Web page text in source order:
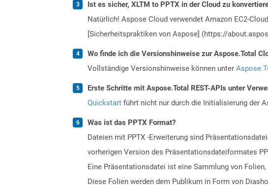
Ist es sicher, XLTM to PPTX in der Cloud zu
Natürlich! Aspose Cloud verwendet Amazon EC2-
[Sicherheitspraktiken von Aspose] (https://
Wo finde ich die Versionshinweise zur Aspose.Total
Vollständige Versionshinweise können unter
Erste Schritte mit Aspose.Total REST-APIs unter
Quickstart führt nicht nur durch die Initialisierung der
Was ist das PPTX Format?
Dateien mit PPTX -Erweiterung sind
vorherigen Version des Präsentationsdateiformates
Eine Präsentationsdatei ist eine Sammlung von
Diese Folien werden dem Publikum in Form von